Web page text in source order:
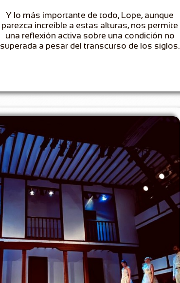
Y lo más importante de todo, Lope, aunque
parezca increíble a estas alturas, nos permite
una reflexión activa sobre una condición no
superada a pesar del transcurso de los siglos.